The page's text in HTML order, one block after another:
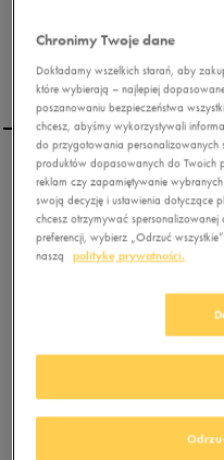
LOTTO STADIO
III 700 ID
0.0 0
KLUBIE 50
Produkt niedostępny
Jeśli artykuł będzie ponownie
Chronimy Twoje dane
Dokładamy wszelkich starań, aby
które wybierają – najlepiej
poszanowaniu bezpieczeństwa
chcesz, abyśmy wykorzystywali
do przygotowania personalizowanych
produktów dopasowanych do Twoich
reklam czy zapamiętywanie
swoją decyzję i ustawienia dotyczące
chcesz otrzymywać
preferencji, wybierz „Odrzuć
naszą
politykę prywatności.